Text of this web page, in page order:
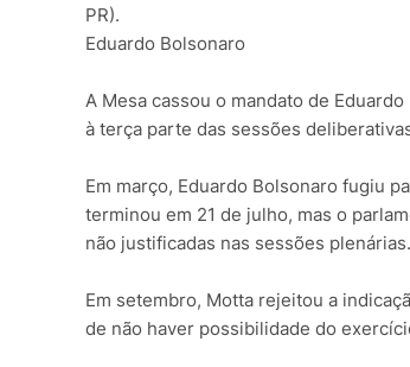
PR).
Eduardo Bolsonaro
A Mesa cassou o mandato de
à terça parte das sessões
Em março, Eduardo Bolsonaro fugiu
terminou em 21 de julho, mas o
não justificadas nas sessões plenárias.
Em setembro, Motta rejeitou a
de não haver possibilidade do